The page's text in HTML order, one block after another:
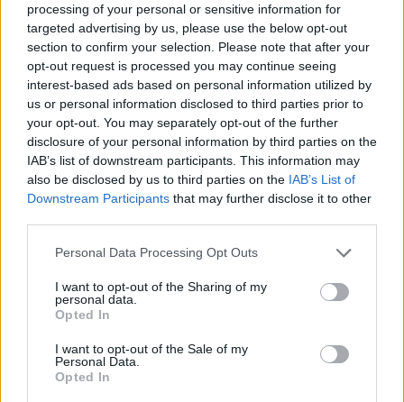
processing of your personal or sensitive information for
targeted advertising by us, please use the below opt-out
section to confirm your selection. Please note that after your
opt-out request is processed you may continue seeing
interest-based ads based on personal information utilized by
us or personal information disclosed to third parties prior to
your opt-out. You may separately opt-out of the further
disclosure of your personal information by third parties on the
IAB’s list of downstream participants. This information may
also be disclosed by us to third parties on the IAB’s List of
Downstream Participants that may further disclose it to other
Personal Data Processing Opt Outs
I want to opt-out of the Sharing of my
personal data.
Opted In
I want to opt-out of the Sale of my
Personal Data.
Opted In
Σχετικά Άρθρα
Θλίψη στην Πάτρα: Πέθανε στο Νοσοκομείο